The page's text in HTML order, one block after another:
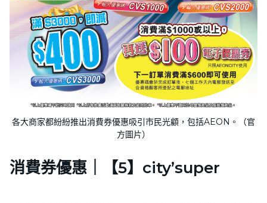
各大商家都紛紛推出消費券優惠吸引市民光顧，包括AEON。（官
方圖片）
消費券優惠｜【5】city’super